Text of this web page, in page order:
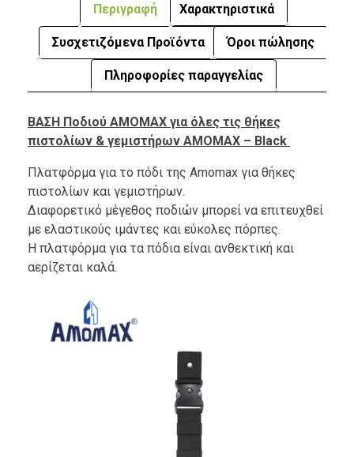
Περιγραφή Χαρακτηριστικά
Συσχετιζόμενα Προϊόντα Όροι πώλησης
Πληροφορίες παραγγελίας
ΒΑΣΗ Ποδιού AMOMAX για όλες τις θήκες
πιστολίων & γεμιστήρων AMOMAX – Black
Πλατφόρμα για το πόδι της Amomax για θήκες
πιστολίων και γεμιστήρων.
Διαφορετικό μέγεθος ποδιών μπορεί να επιτευχθεί
με ελαστικούς ιμάντες και εύκολες πόρπες.
Η πλατφόρμα για τα πόδια είναι ανθεκτική και
αερίζεται καλά.